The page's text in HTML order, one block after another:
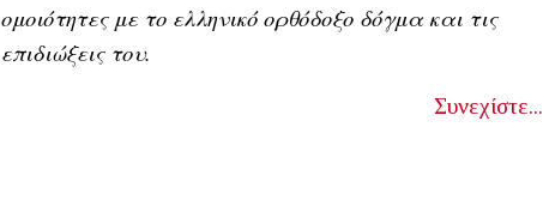
ομοιότητες με το ελληνικό ορθόδοξο δόγμα και τις
επιδιώξεις του.
Συνεχίστε...